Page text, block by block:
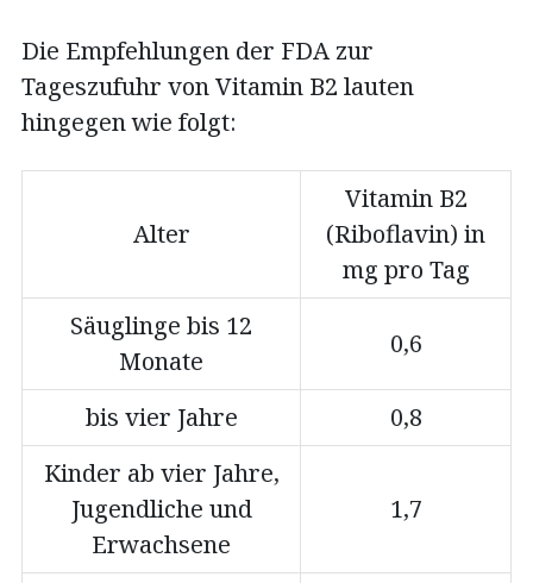
Die Empfehlungen der FDA zur
Tageszufuhr von Vitamin B2 lauten
hingegen wie folgt:
Alter
Vitamin B2
(Riboflavin) in
mg pro Tag
Säuglinge bis 12
Monate
0,6
bis vier Jahre
0,8
Kinder ab vier Jahre,
Jugendliche und
Erwachsene
1,7